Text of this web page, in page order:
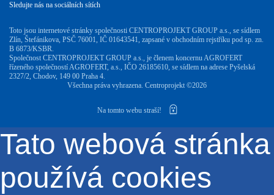
Sledujte nás na sociálních sítích
Toto jsou internetové stránky společnosti CENTROPROJEKT GROUP a.s., se sídlem
Zlín, Štefánikova, PSČ 76001, IČ 01643541, zapsané v obchodním rejstříku pod sp. zn.
B 6873/KSBR.
Společnost CENTROPROJEKT GROUP a.s., je členem koncernu AGROFERT
řízeného společností AGROFERT, a.s., IČO 26185610, se sídlem na adrese Pyšelská
2327/2, Chodov, 149 00 Praha 4.
Všechna práva vyhrazena. Centroprojekt ©2026
Na tomto webu straší!
Tato webová stránka
používá cookies